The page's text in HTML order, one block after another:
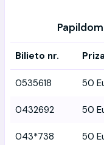
Bilieto nr.
0535618 50
0432692 50
043*738 50